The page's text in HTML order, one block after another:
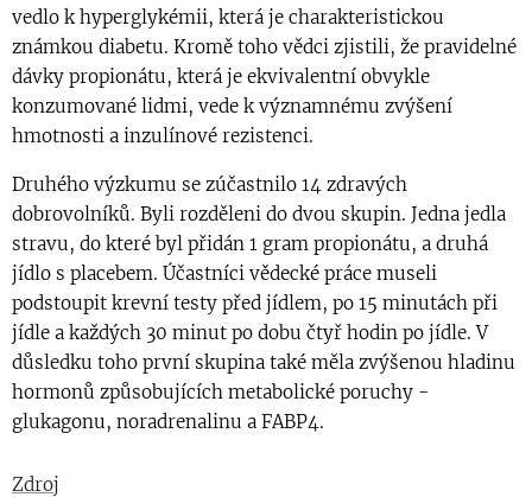
vedlo k hyperglykémii, která je charakteristickou
známkou diabetu. Kromě toho vědci zjistili, že pravidelné
dávky propionátu, která je ekvivalentní obvykle
konzumované lidmi, vede k významnému zvýšení
hmotnosti a inzulínové rezistenci.
Druhého výzkumu se zúčastnilo 14 zdravých
dobrovolníků. Byli rozděleni do dvou skupin. Jedna jedla
stravu, do které byl přidán 1 gram propionátu, a druhá
jídlo s placebem. Účastníci vědecké práce museli
podstoupit krevní testy před jídlem, po 15 minutách při
jídle a každých 30 minut po dobu čtyř hodin po jídle. V
důsledku toho první skupina také měla zvýšenou hladinu
hormonů způsobujících metabolické poruchy -
glukagonu, noradrenalinu a FABP4.
Zdroj